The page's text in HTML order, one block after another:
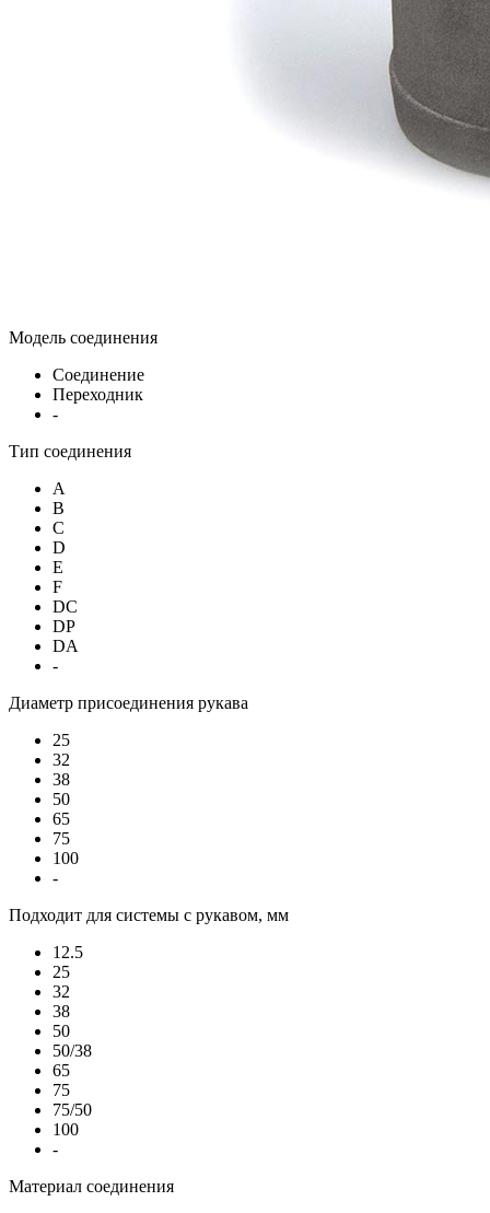
Модель соединения
Соединение
Переходник
-
Тип соединения
A
B
C
D
E
F
DC
DP
DA
-
Диаметр присоединения рукава
25
32
38
50
65
75
100
-
Подходит для системы с рукавом, мм
12.5
25
32
38
50
50/38
65
75
75/50
100
-
Материал соединения